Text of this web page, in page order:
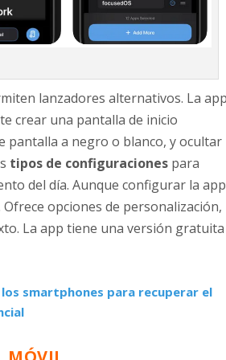
lanzadores alternativos. La
crear una pantalla de inicio
pantalla a negro o blanco, y ocultar
tipos de configuraciones para
del día. Aunque configurar la app
Ofrece opciones de personalización,
La app tiene una versión gratuita
smartphones para recuperar el